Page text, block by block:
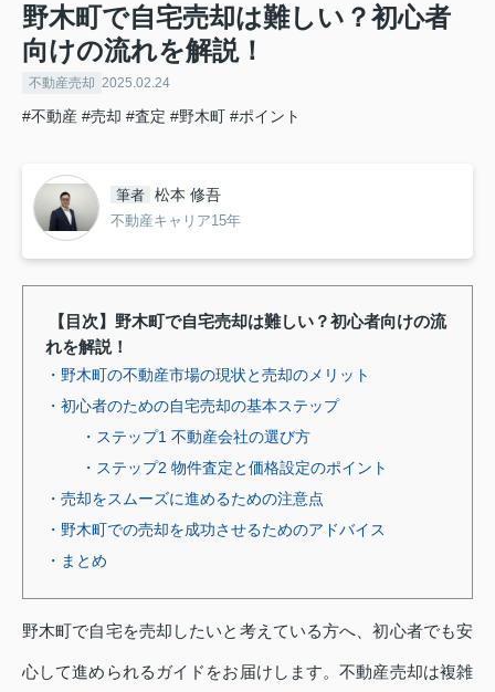
野木町で自宅売却は難しい？初心者
向けの流れを解説！
不動産売却 2025.02.24
#不動産 #売却 #査定 #野木町 #ポイント
筆者 松本 修吾
不動産キャリア15年
【目次】野木町で自宅売却は難しい？初心者向けの流
れを解説！
・野木町の不動産市場の現状と売却のメリット
・初心者のための自宅売却の基本ステップ
・ステップ1 不動産会社の選び方
・ステップ2 物件査定と価格設定のポイント
・売却をスムーズに進めるための注意点
・野木町での売却を成功させるためのアドバイス
・まとめ
野木町で自宅を売却したいと考えている方へ、初心者でも安
心して進められるガイドをお届けします。不動産売却は複雑